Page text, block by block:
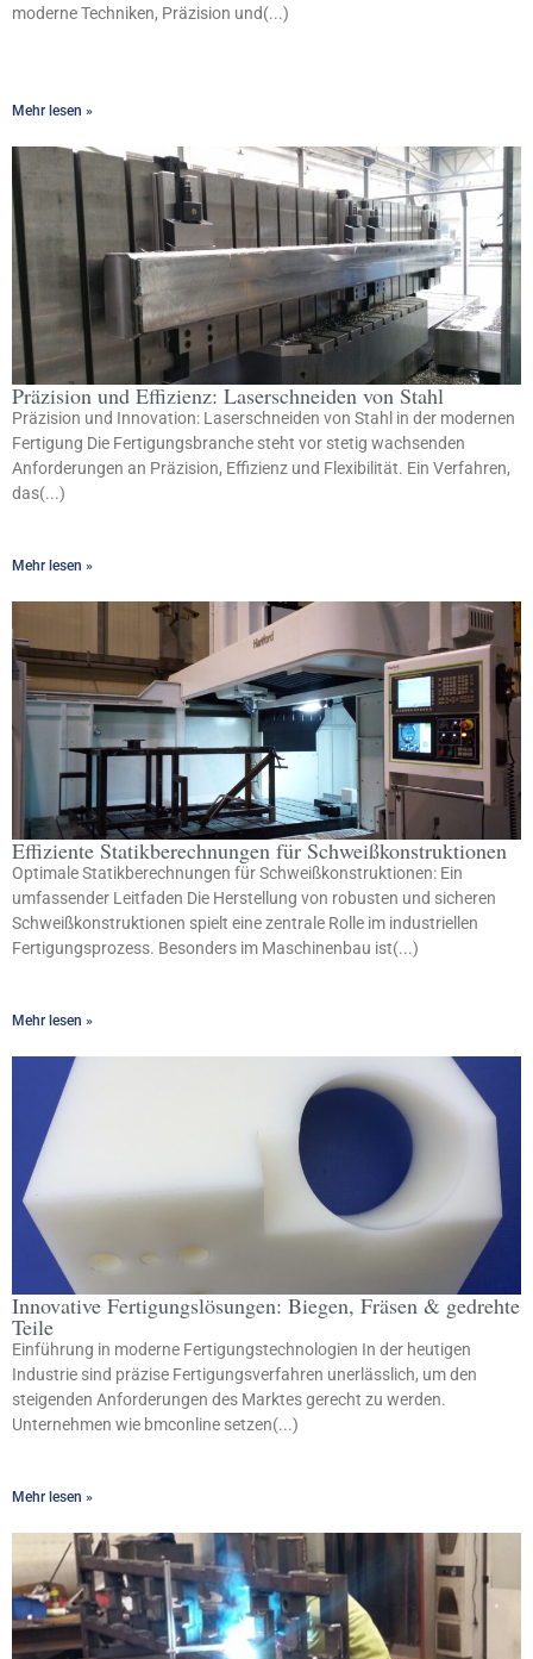
moderne Techniken, Präzision und(...)
Mehr lesen »
Präzision und Effizienz: Laserschneiden von Stahl
Präzision und Innovation: Laserschneiden von Stahl in der modernen
Fertigung Die Fertigungsbranche steht vor stetig wachsenden
Anforderungen an Präzision, Effizienz und Flexibilität. Ein Verfahren,
das(...)
Mehr lesen »
Effiziente Statikberechnungen für Schweißkonstruktionen
Optimale Statikberechnungen für Schweißkonstruktionen: Ein
umfassender Leitfaden Die Herstellung von robusten und sicheren
Schweißkonstruktionen spielt eine zentrale Rolle im industriellen
Fertigungsprozess. Besonders im Maschinenbau ist(...)
Mehr lesen »
Innovative Fertigungslösungen: Biegen, Fräsen & gedrehte
Teile
Einführung in moderne Fertigungstechnologien In der heutigen
Industrie sind präzise Fertigungsverfahren unerlässlich, um den
steigenden Anforderungen des Marktes gerecht zu werden.
Unternehmen wie bmconline setzen(...)
Mehr lesen »